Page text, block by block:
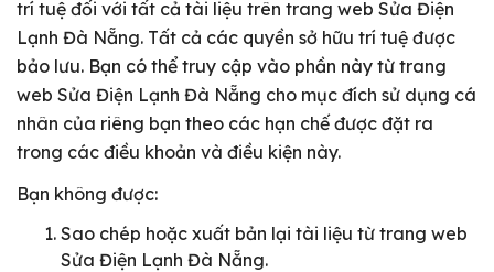
trí tuệ đối với tất cả tài liệu trên trang web Sửa Điện
Lạnh Đà Nẵng. Tất cả các quyền sở hữu trí tuệ được
bảo lưu. Bạn có thể truy cập vào phần này từ trang
web Sửa Điện Lạnh Đà Nẵng cho mục đích sử dụng cá
nhân của riêng bạn theo các hạn chế được đặt ra
trong các điều khoản và điều kiện này.
Bạn không được:
Sao chép hoặc xuất bản lại tài liệu từ trang web
Sửa Điện Lạnh Đà Nẵng.